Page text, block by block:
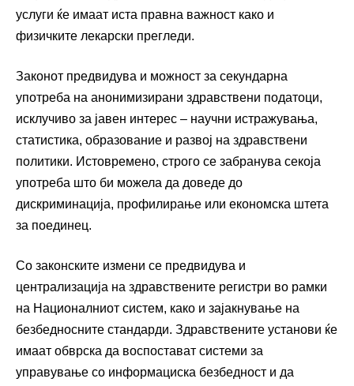
услуги ќе имаат иста правна важност како и
физичките лекарски прегледи.
Законот предвидува и можност за секундарна
употреба на анонимизирани здравствени податоци,
исклучиво за јавен интерес – научни истражувања,
статистика, образование и развој на здравствени
политики. Истовремено, строго се забранува секоја
употреба што би можела да доведе до
дискриминација, профилирање или економска штета
за поединец.
Со законските измени се предвидува и
централизација на здравствените регистри во рамки
на Националниот систем, како и зајакнување на
безбедносните стандарди. Здравствените установи ќе
имаат обврска да воспостават системи за
управување со информациска безбедност и да